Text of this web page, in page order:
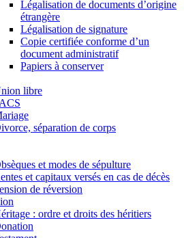
Légalisation de documents d’origine
étrangère
Légalisation de signature
Copie certifiée conforme d’un
document administratif
Papiers à conserver
libre
séparation de corps
et modes de sépulture
et capitaux versés en cas de décès
de réversion
: ordre et droits des héritiers